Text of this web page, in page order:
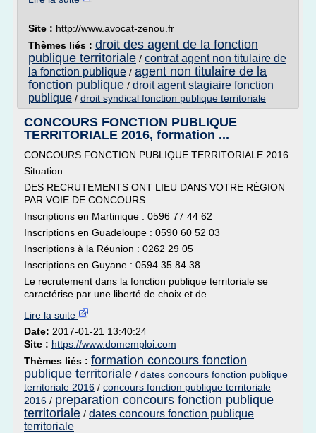
Site : http://www.avocat-zenou.fr
Thèmes liés : droit des agent de la fonction
publique territoriale / contrat agent non titulaire de
la fonction publique / agent non titulaire de la
fonction publique / droit agent stagiaire fonction
publique / droit syndical fonction publique territoriale
CONCOURS FONCTION PUBLIQUE
TERRITORIALE 2016, formation ...
CONCOURS FONCTION PUBLIQUE TERRITORIALE 2016
Situation
DES RECRUTEMENTS ONT LIEU DANS VOTRE RÉGION
PAR VOIE DE CONCOURS
Inscriptions en Martinique : 0596 77 44 62
Inscriptions en Guadeloupe : 0590 60 52 03
Inscriptions à la Réunion : 0262 29 05
Inscriptions en Guyane : 0594 35 84 38
Le recrutement dans la fonction publique territoriale se
caractérise par une liberté de choix et de...
Lire la suite
Date: 2017-01-21 13:40:24
Site : https://www.domemploi.com
Thèmes liés : formation concours fonction
publique territoriale / dates concours fonction publique
territoriale 2016 / concours fonction publique territoriale
2016 / preparation concours fonction publique
territoriale / dates concours fonction publique
territoriale